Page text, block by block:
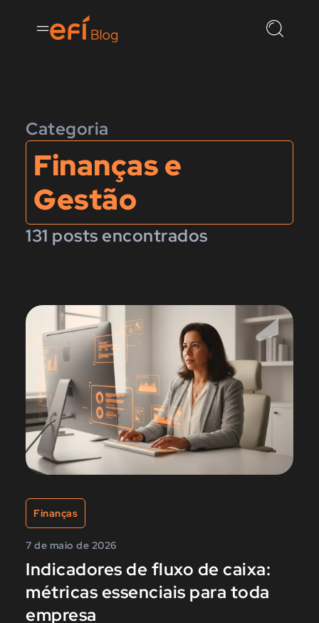
Categoria
Finanças e
Gestão
131 posts encontrados
Finanças
7 de maio de 2026
Indicadores de fluxo de caixa:
métricas essenciais para toda
empresa